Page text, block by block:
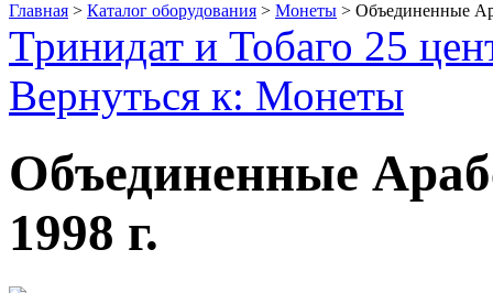
Главная > Каталог оборудования > Монеты > Объединенные
Тринидат и Тобаго 25
Вернуться к: Монеты
Объединенные
1998 г.